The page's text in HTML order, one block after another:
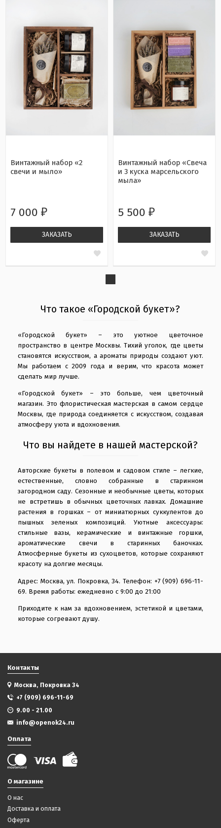
Винтажный набор «2
cвечи и мыло»
7 000₽
ЗАКАЗАТЬ
Винтажный набор «Свеча
и 3 куска марсельского
мыла»
5 500₽
ЗАКАЗАТЬ
Что такое «Городской букет»?
«Городской букет» – это уютное цветочное
пространство в центре Москвы. Тихий уголок, где цветы
становятся искусством, а ароматы природы создают уют.
Мы работаем с 2009 года и верим, что красота может
сделать мир лучше.
«Городской букет» – это больше, чем цветочный
магазин. Это флористическая мастерская в самом сердце
Москвы, где природа соединяется с искусством, создавая
атмосферу уюта и вдохновения.
Что вы найдете в нашей мастерской?
Авторские букеты в полевом и садовом стиле – легкие,
естественные, словно собранные в старинном
загородном саду. Сезонные и необычные цветы, которых
не встретишь в обычных цветочных лавках. Домашние
растения в горшках – от миниатюрных суккулентов до
пышных зеленых композиций. Уютные аксессуары:
стильные вазы, керамические и винтажные горшки,
ароматические свечи в старинных баночках.
Атмосферные букеты из сухоцветов, которые сохраняют
красоту на долгие месяцы.
Адрес: Москва, ул. Покровка, 34. Телефон: +7 (909) 696-11-
69. Время работы: ежедневно с 9:00 до 21:00
Приходите к нам за вдохновением, эстетикой и цветами,
которые согревают душу.
Контакты
Москва, Покровка 34
+7 (909) 696-11-69
9.00 - 21.00
info@openok24.ru
Оплата
О магазине
О нас
Доставка и оплата
Оферта